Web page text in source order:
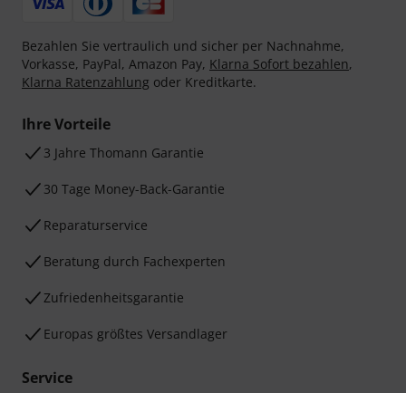
Bezahlen Sie vertraulich und sicher per Nachnahme,
Vorkasse, PayPal, Amazon Pay, Klarna Sofort bezahlen,
Klarna Ratenzahlung oder Kreditkarte.
Ihre Vorteile
3 Jahre Thomann Garantie
30 Tage Money-Back-Garantie
Reparaturservice
Beratung durch Fachexperten
Zufriedenheitsgarantie
Europas größtes Versandlager
Service